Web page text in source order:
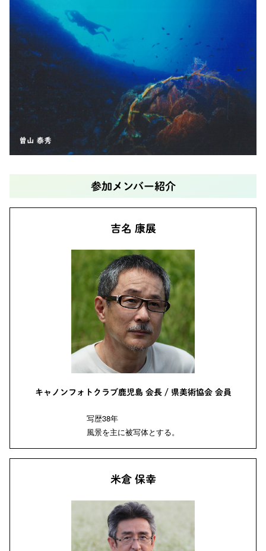
参加メンバー紹介
吉名 康展
キャノンフォトクラブ鹿児島 会長 / 県美術協会 会員
写歴38年
風景を主に被写体とする。
米倉 保幸